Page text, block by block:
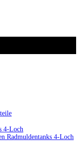
4-Loch
Radmuldentanks 4-Loch